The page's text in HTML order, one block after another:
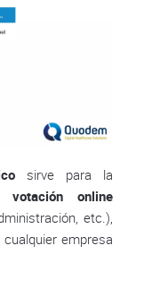
sirve para la
votación online
etc.),
empresa